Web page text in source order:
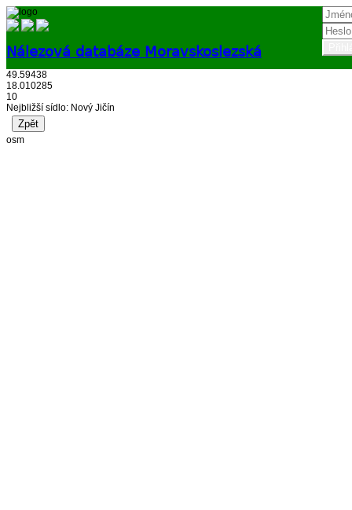
Nálezová databáze Moravskoslezská
Přihlásit
49.59438
18.010285
10
Nejbližší sídlo: Nový Jičín
osm